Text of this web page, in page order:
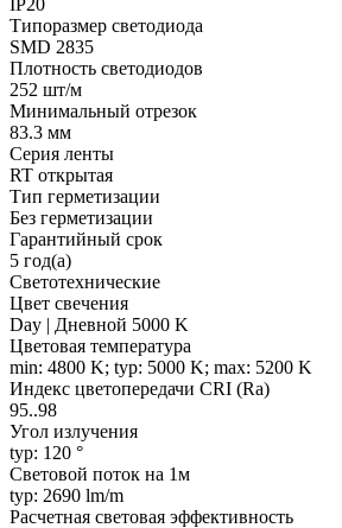
Типоразмер светодиода
SMD 2835
Плотность светодиодов
252 шт/м
Минимальный отрезок
83.3 мм
Серия ленты
RT открытая
Тип герметизации
Без герметизации
Гарантийный срок
5 год(а)
Светотехнические
Цвет свечения
Day | Дневной 5000 K
Цветовая температура
min: 4800 K; typ: 5000 K; max: 5200 K
Индекс цветопередачи CRI (Ra)
95..98
Угол излучения
typ: 120 °
Световой поток на 1м
typ: 2690 lm/m
Расчетная световая эффективность